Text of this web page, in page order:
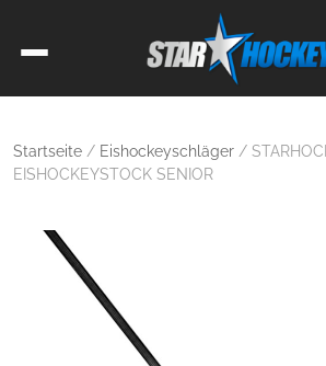
Startseite / Eishockeyschläger /
EISHOCKEYSTOCK SENIOR